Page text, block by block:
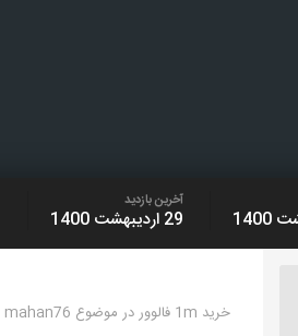
آخرین بازدید
29 اردیبهشت 1400
خرید 1m فالوور در موضوع mahan76